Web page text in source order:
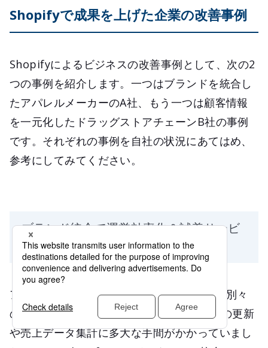
Shopifyで成果を上げた企業の改善事例
Shopifyによるビジネスの改善事例として、次の2
つの事例を紹介します。一つはブランドを統合し
たアパレルメーカーのA社、もう一つは顧客情報
を一元化したドラッグストアチェーンB社の事例
です。それぞれの事例を自社の状況にあてはめ、
参考にしてみてください。
ブランド統合で運営効率化＆試着サービ
ス利用率5倍｜アパレルメーカーA社
アパレルメーカーA社では、ブランドごとに別々
のECサイトを運営していたため、商品情報の更新
や売上データ集計に多大な手間がかかっていまし